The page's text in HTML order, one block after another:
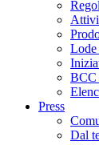
BCC
Press
Dal